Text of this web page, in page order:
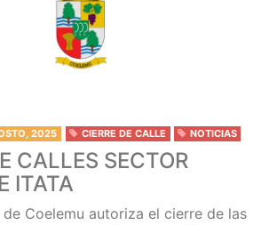
2025 CIERRE DE CALLE NOTICIAS
CALLES SECTOR
ITATA
Coelemu autoriza el cierre de las